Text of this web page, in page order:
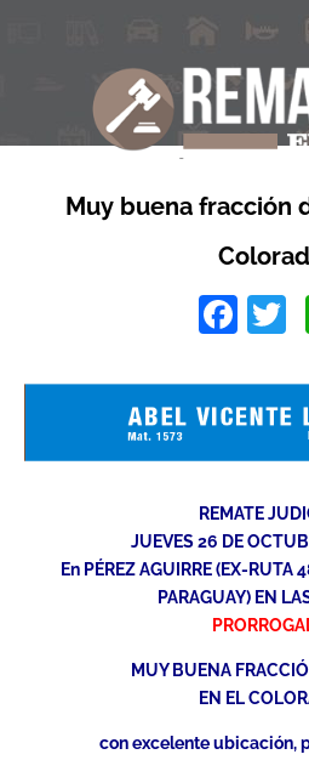
Muy buena fracción
REMATE
JUEVES 26 DE
En PÉREZ AGUIRRE (EX-RUTA
PARAGUAY) EN
MUY BUENA
EN EL
con excelente ubicación,